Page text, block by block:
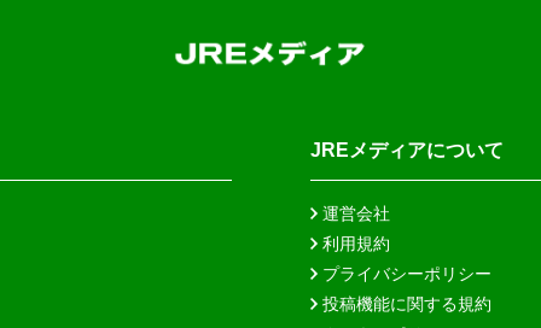
JREメディアについて
運営会社
利用規約
プライバシーポリシー
投稿機能に関する規約